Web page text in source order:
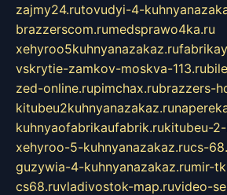
zajmy24.rutovudyi-4-
brazzerscom.rumedsprawo4ka.ru
xehyroo5kuhnyanazakaz.ru
vskrytie-zamkov-moskva-113.ru
zed-online.rupimchax.rubrazzers-
kitubeu2kuhnyanazakaz.ru
kuhnyaofabrikaufabrik.rukitubeu-
xehyroo-5-kuhnyanazakaz.rucs-
guzywia-4-kuhnyanazakaz.rumir-
cs68.ruvladivostok-map.ruvideo-